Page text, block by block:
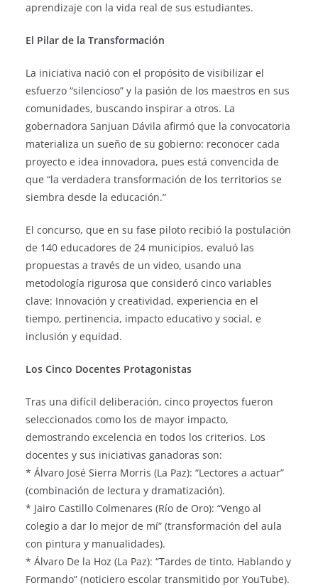
aprendizaje con la vida real de sus estudiantes.
El Pilar de la Transformación
La iniciativa nació con el propósito de visibilizar el
esfuerzo “silencioso” y la pasión de los maestros en sus
comunidades, buscando inspirar a otros. La
gobernadora Sanjuan Dávila afirmó que la convocatoria
materializa un sueño de su gobierno: reconocer cada
proyecto e idea innovadora, pues está convencida de
que “la verdadera transformación de los territorios se
siembra desde la educación.”
El concurso, que en su fase piloto recibió la postulación
de 140 educadores de 24 municipios, evaluó las
propuestas a través de un video, usando una
metodología rigurosa que consideró cinco variables
clave: Innovación y creatividad, experiencia en el
tiempo, pertinencia, impacto educativo y social, e
inclusión y equidad.
Los Cinco Docentes Protagonistas
Tras una difícil deliberación, cinco proyectos fueron
seleccionados como los de mayor impacto,
demostrando excelencia en todos los criterios. Los
docentes y sus iniciativas ganadoras son:
* Álvaro José Sierra Morris (La Paz): “Lectores a actuar”
(combinación de lectura y dramatización).
* Jairo Castillo Colmenares (Río de Oro): “Vengo al
colegio a dar lo mejor de mí” (transformación del aula
con pintura y manualidades).
* Álvaro De la Hoz (La Paz): “Tardes de tinto. Hablando y
Formando” (noticiero escolar transmitido por YouTube).